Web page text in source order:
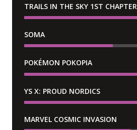
TRAILS IN THE SKY 1ST CHAPTER
SOMA
POKÉMON POKOPIA
YS X: PROUD NORDICS
MARVEL COSMIC INVASION